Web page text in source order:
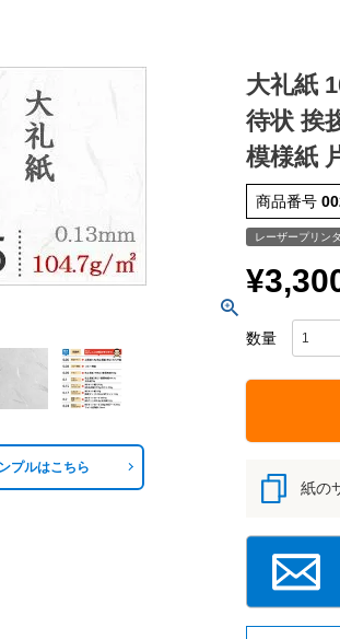
プルはこちら
大礼紙
待状 挨
模様紙
商品番号
レーザープリン
¥
紙の